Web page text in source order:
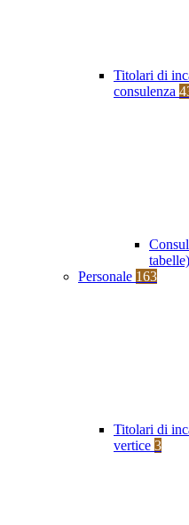
Titolari di
consulenza
tabelle)
Personale 163
Titolari di
vertice 3